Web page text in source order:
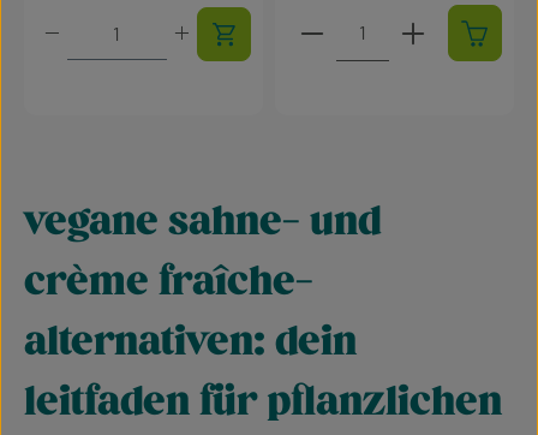
Produkt Anzahl: Gib den gewünschten Wert ein
Produkt Anzahl: Gib
vegane sahne- und
crème fraîche-
alternativen: dein
leitfaden für pflanzlichen